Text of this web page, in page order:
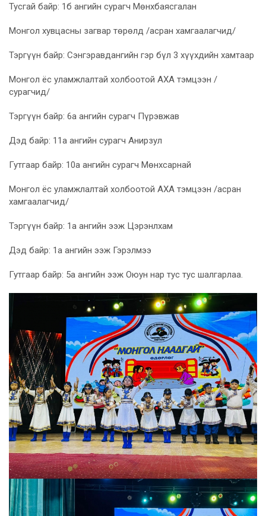
Тусгай байр: 1б ангийн сурагч Мөнхбаясгалан
Монгол хувцасны загвар төрөлд /асран хамгаалагчид/
Тэргүүн байр: Сэнгэравдангийн гэр бүл 3 хүүхдийн хамтаар
Монгол ёс уламжлалтай холбоотой АХА тэмцээн /
сурагчид/
Тэргүүн байр: 6а ангийн сурагч Пүрэвжав
Дэд байр: 11а ангийн сурагч Анирзул
Гутгаар байр: 10а ангийн сурагч Мөнхсарнай
Монгол ёс уламжлалтай холбоотой АХА тэмцээн /асран
хамгаалагчид/
Тэргүүн байр: 1а ангийн ээж Цэрэнлхам
Дэд байр: 1а ангийн ээж Гэрэлмээ
Гутгаар байр: 5а ангийн ээж Оюун нар тус тус шалгарлаа.